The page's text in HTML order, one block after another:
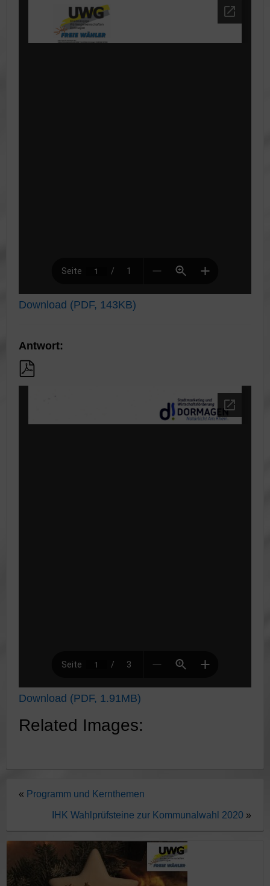
Download (PDF, 143KB)
Antwort:
Download (PDF, 1.91MB)
Related Images:
« Programm und Kernthemen
IHK Wahlprüfsteine zur Kommunalwahl 2020 »